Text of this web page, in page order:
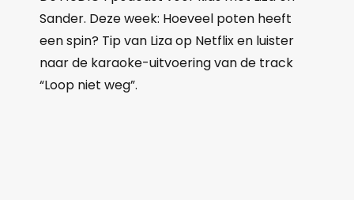
Sander. Deze week: Hoeveel poten heeft
een spin? Tip van Liza op Netflix en luister
naar de karaoke-uitvoering van de track
“Loop niet weg”.